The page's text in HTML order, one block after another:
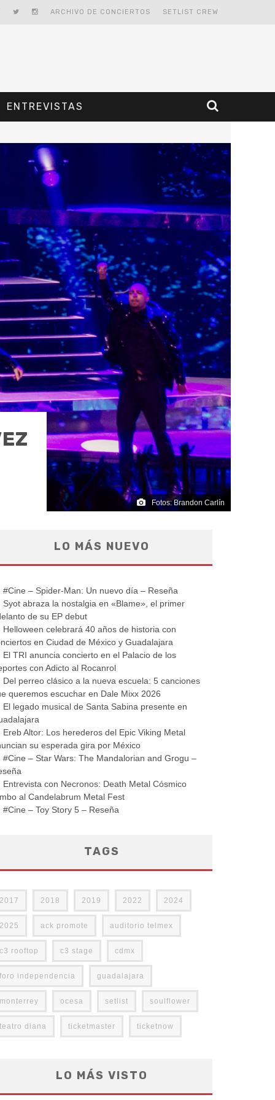
SETLIST CREW
ARCHIVO DE CONCIERTOS
ENTREVISTAS
Fotos: Brandon Carlín
LO MÁS NUEVO
#Cine – Spider-Man: Un nuevo día – Reseña
Syot abraza la nostalgia en «Blame», el primer
de su EP debut
Helloween celebrará 40 años de historia con
en Ciudad de México y Guadalajara
El TRI anuncia concierto en el Palacio de los
con Adicto al Rocanrol
Del perreo clásico a la nueva escuela: 5 canciones
queremos escuchar en Dale Mixx 2026
El legado musical de Santa Sabina presente en
Ereb Altor: Los herederos del Epic Viking Metal
su esperada gira por México
#Cine – Star Wars: The Mandalorian and Grogu –
Entrevista con Necronos: Death Metal Cósmico
al Candelabrum Metal Fest
#Cine – Toy Story 5 – Reseña
TAGS
2017 2018 2019 2022 2024
2025 ack promote auditorio telmex
c3 rooftop c3 stage cdmx
foro independencia guadalajara
monterrey ocesa setlist soulflower
teatro diana ticketmaster ticketnow
LO MÁS VISTO